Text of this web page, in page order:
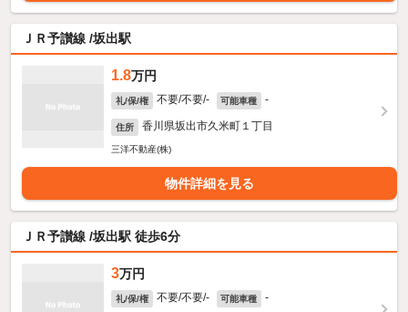
ＪＲ予讃線 /坂出駅
1.8万円
礼/保/権 不要/不要/- 可能車種 -
住所 香川県坂出市久米町１丁目
三洋不動産(株)
物件詳細を見る
ＪＲ予讃線 /坂出駅 徒歩6分
3万円
礼/保/権 不要/不要/- 可能車種 -